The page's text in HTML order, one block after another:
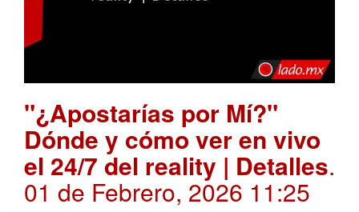
"¿Apostarías por Mí?"
Dónde y cómo ver en vivo
el 24/7 del reality | Detalles.
01 de Febrero, 2026 11:25